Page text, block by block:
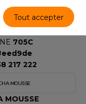
LIGHT
705C
217 222
MOUSSE
MOUSSE
Tout accepter